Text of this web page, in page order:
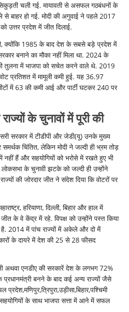
चली गई. मायावती से असफल गठबंधनों के
बाहर हो गई. मोदी की अगुवाई ने पहले 2017
उत्तर प्रदेश में जीत दिलाई.
क्योंकि 1985 के बाद देश के सबसे बड़े प्रदेश में
सरकार बनाने का मौका नहीं मिला था. 2024 के
तुलना में भाजपा को सचेत करने वाले थे. 2019
प्रतिशत में मामूली कमी हुई. यह 36.97
में 63 की कमी आई और पार्टी घटकर 240 पर
के चुनावों में पूरी की
सरकार में टीडीपी और जेडी(यू) उनके मुख्य
समर्थक चिंतित, लेकिन मोदी ने जल्दी ही भ्रम तोड़
नहीं हैं और सहयोगियों को भरोसे में रखते हुए भी
के चुनावी झटके को जल्दी ही उन्होंने
की जोरदार जीत ने संदेश दिया कि वोटरों पर
हरियाणा, दिल्ली, बिहार और हाल में
जीत के वे केंद्र में रहे. विपक्ष को उन्होंने पस्त किया
है. 2014 में पांच राज्यों में अकेले और दो में
के दायरे में देश की 25 से 28 फीसद
अथवा एनडीए की सरकारें देश के लगभग 72%
प्रधानमंत्री बनने के बाद कई अन्य राज्यों जैसे
प्रदेश,मणिपुर,त्रिपुरा,उड़ीसा,बिहार,पश्चिमी
के साथ भाजपा सत्ता में आने में सफल